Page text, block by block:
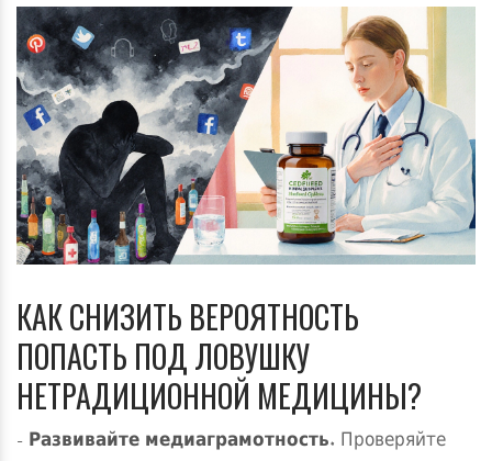
КАК СНИЗИТЬ ВЕРОЯТНОСТЬ
ПОПАСТЬ ПОД ЛОВУШКУ
НЕТРАДИЦИОННОЙ МЕДИЦИНЫ?
- Развивайте медиаграмотность. Проверяйте